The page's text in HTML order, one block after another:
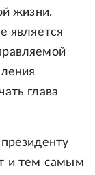
жизни.
является
глава
и тем самым